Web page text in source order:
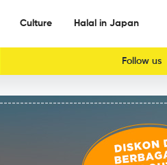
Culture Halal in Japan
Follow us